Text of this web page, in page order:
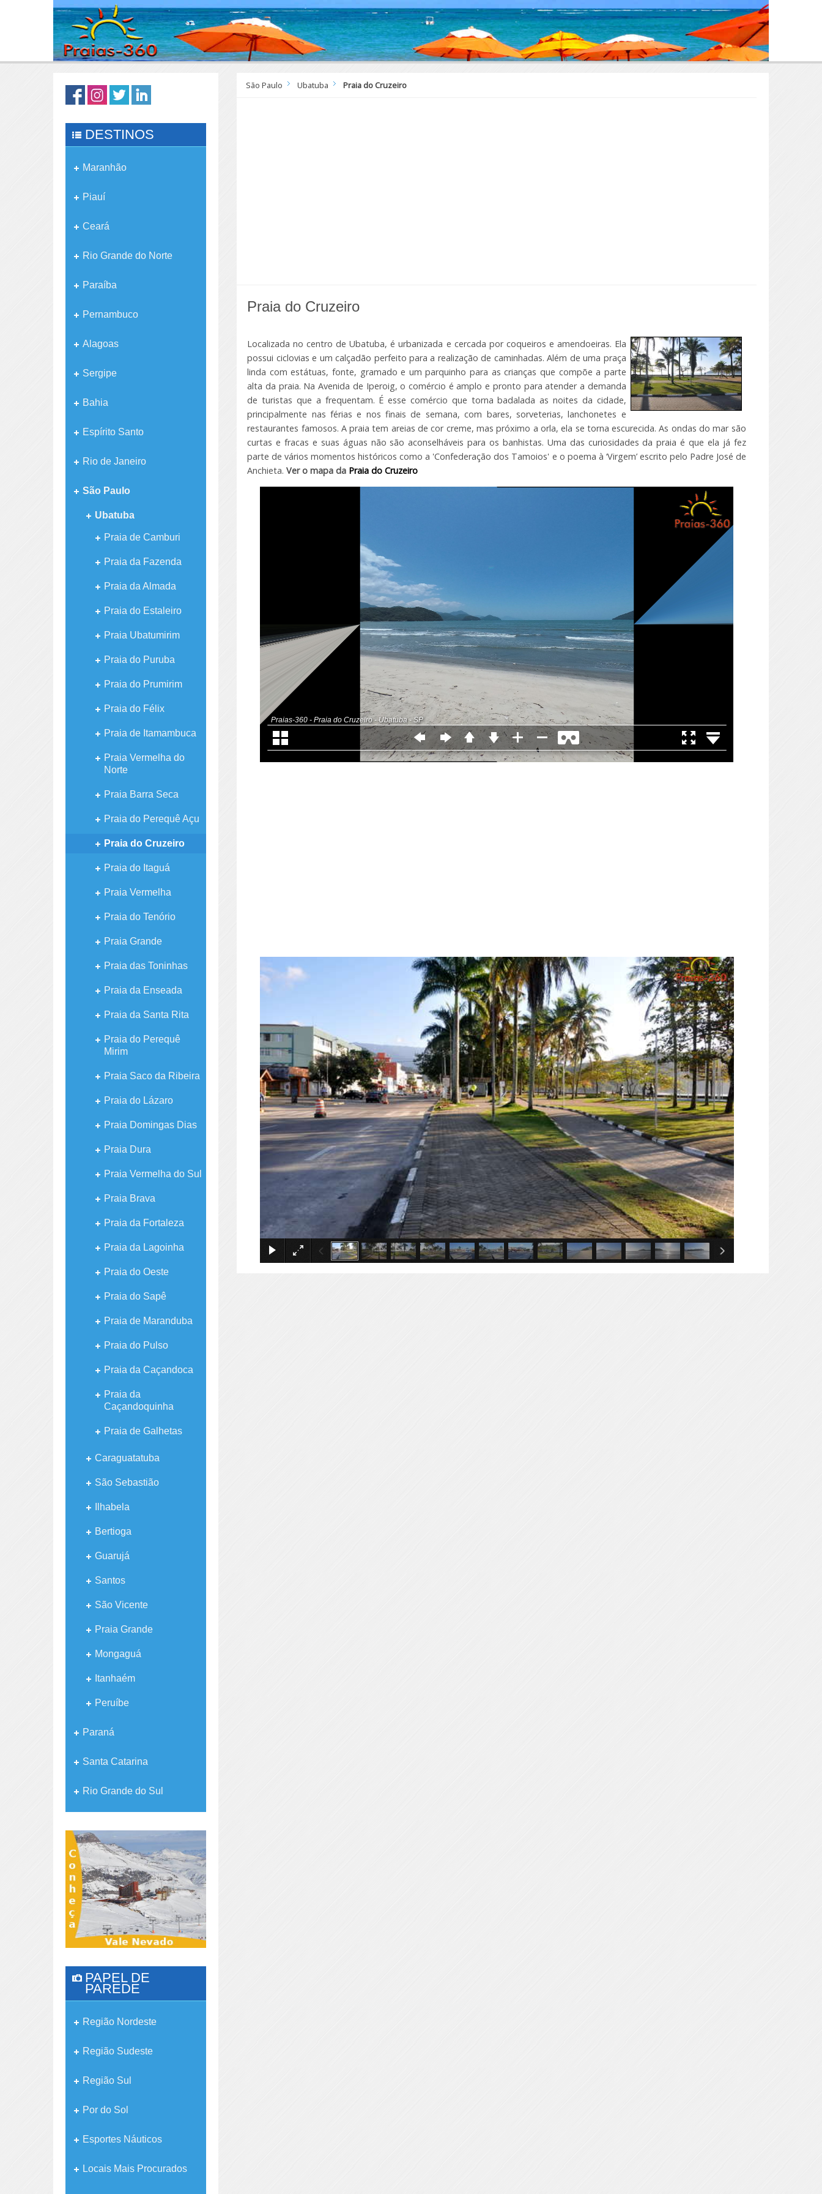
São Paulo Ubatuba Praia do Cruzeiro
Praia do Cruzeiro
Localizada no centro de Ubatuba, é urbanizada e cercada por coqueiros e amendoeiras. Ela
possui ciclovias e um calçadão perfeito para a realização de caminhadas. Além de uma praça
linda com estátuas, fonte, gramado e um parquinho para as crianças que compõe a parte
alta da praia. Na Avenida de Iperoig, o comércio é amplo e pronto para atender a demanda
de turistas que a frequentam. É esse comércio que torna badalada as noites da cidade,
principalmente nas férias e nos finais de semana, com bares, sorveterias, lanchonetes e
restaurantes famosos. A praia tem areias de cor creme, mas próximo a orla, ela se torna escurecida. As ondas do mar são
curtas e fracas e suas águas não são aconselháveis para os banhistas. Uma das curiosidades da praia é que ela já fez
parte de vários momentos históricos como a 'Confederação dos Tamoios' e o poema à ‘Virgem’ escrito pelo Padre José de
Anchieta.Ver o mapa da Praia do Cruzeiro
Praias-360 - Praia do Cruzeiro - Ubatuba - SP
DESTINOS
Maranhão
Piauí
Ceará
Rio Grande do Norte
Paraíba
Pernambuco
Alagoas
Sergipe
Bahia
Espírito Santo
Rio de Janeiro
São Paulo
Ubatuba
Praia de Camburi
Praia da Fazenda
Praia da Almada
Praia do Estaleiro
Praia Ubatumirim
Praia do Puruba
Praia do Prumirim
Praia do Félix
Praia de Itamambuca
Praia Vermelha do
Norte
Praia Barra Seca
Praia do Perequê Açu
Praia do Cruzeiro
Praia do Itaguá
Praia Vermelha
Praia do Tenório
Praia Grande
Praia das Toninhas
Praia da Enseada
Praia da Santa Rita
Praia do Perequê
Mirim
Praia Saco da Ribeira
Praia do Lázaro
Praia Domingas Dias
Praia Dura
Praia Vermelha do Sul
Praia Brava
Praia da Fortaleza
Praia da Lagoinha
Praia do Oeste
Praia do Sapê
Praia de Maranduba
Praia do Pulso
Praia da Caçandoca
Praia da
Caçandoquinha
Praia de Galhetas
Caraguatatuba
São Sebastião
Ilhabela
Bertioga
Guarujá
Santos
São Vicente
Praia Grande
Mongaguá
Itanhaém
Peruíbe
Paraná
Santa Catarina
Rio Grande do Sul
PAPEL DE
PAREDE
Região Nordeste
Região Sudeste
Região Sul
Por do Sol
Esportes Náuticos
Locais Mais Procurados